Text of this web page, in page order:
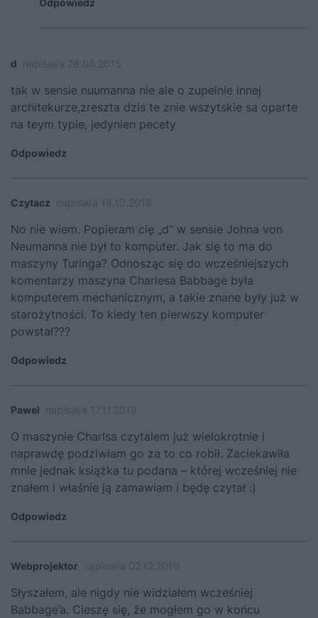
Odpowiedz
d
tak w sensie nuumanna nie ale o zupelnie innej
architekurze,zreszta dzis te znie wszytskie sa oparte
na teym typie, jedynien pecety
Odpowiedz
Czytacz
No nie wiem. Popieram cię „d” w sensie Johna von
Neumanna nie był to komputer. Jak się to ma do
maszyny Turinga? Odnosząc się do wcześniejszych
komentarzy maszyna Charlesa Babbage była
komputerem mechanicznym, a takie znane były już w
starożytności. To kiedy ten pierwszy komputer
powstał???
Odpowiedz
Pawel
O maszynie Charlsa czytalem już wielokrotnie i
naprawdę podziwiam go za to co robił. Zaciekawiła
mnie jednak książka tu podana – której wcześniej nie
znałem i właśnie ją zamawiam i będę czytał :)
Odpowiedz
Webprojektor
Słyszałem, ale nigdy nie widziałem wcześniej
Babbage’a. Cieszę się, że mogłem go w końcu